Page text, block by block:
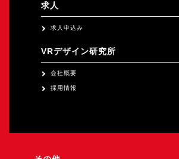
求人
求人申込み
VRデザイン研究所
会社概要
採用情報